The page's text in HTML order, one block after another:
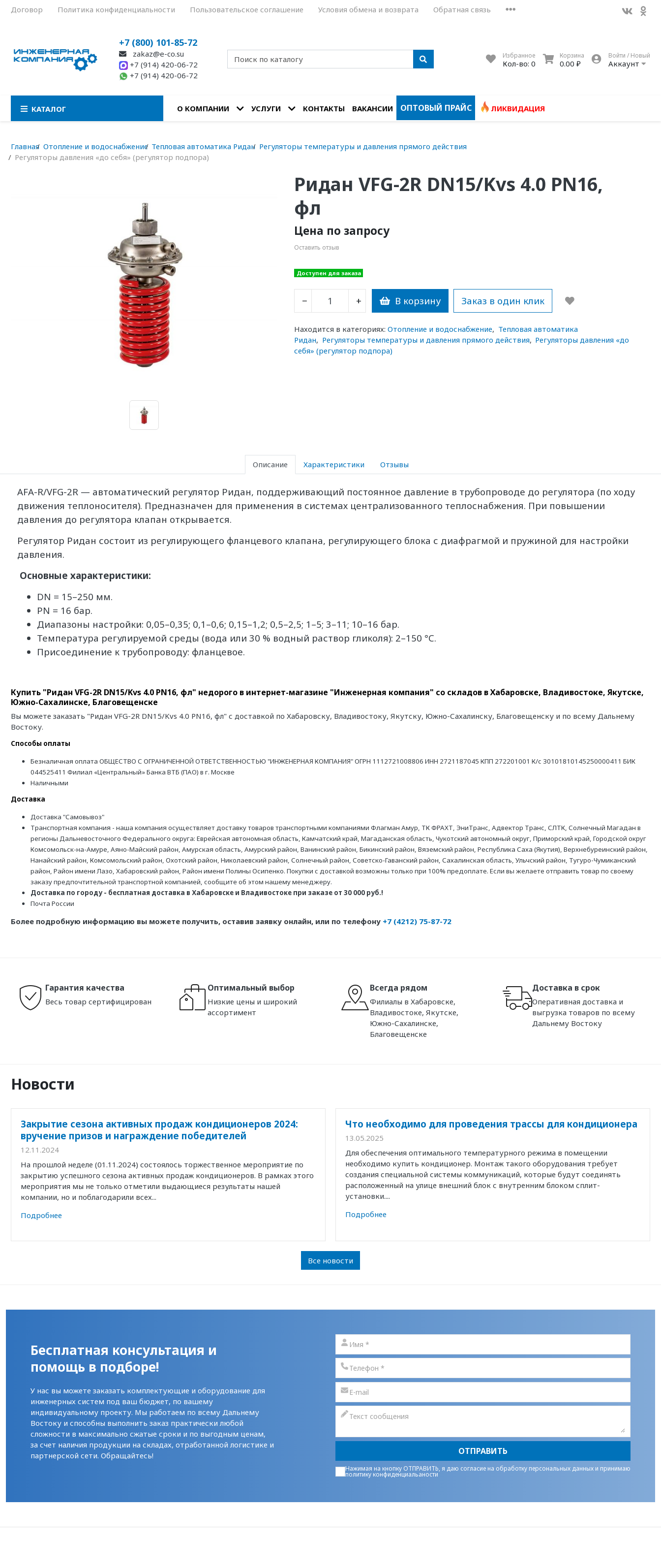
Договор Политика конфиденциальности Пользовательское соглашение Условия обмена и возврата Обратная связь
+7 (800) 101-85-72
zakaz@e-co.su
+7 (914) 420-06-72
+7 (914) 420-06-72
Избранное
Кол-во: 0
Корзина
0.00 ₽
Войти / Новый
Аккаунт
КАТАЛОГ О КОМПАНИИ УСЛУГИ КОНТАКТЫ ВАКАНСИИ ОПТОВЫЙ ПРАЙС ЛИКВИДАЦИЯ
Главная Отопление и водоснабжение Тепловая автоматика Ридан Регуляторы температуры и давления прямого действия
Регуляторы давления «до себя» (регулятор подпора)
Ридан VFG-2R DN15/Kvs 4.0 PN16,
фл
Цена по запросу
Оставить отзыв
Доступен для заказа
− + В корзину Заказ в один клик
Находится в категориях: Отопление и водоснабжение, Тепловая автоматика
Ридан, Регуляторы температуры и давления прямого действия, Регуляторы давления «до
себя» (регулятор подпора)
Описание Характеристики Отзывы
AFA-R/VFG-2R — автоматический регулятор Ридан, поддерживающий постоянное давление в трубопроводе до регулятора (по ходу
движения теплоносителя). Предназначен для применения в системах централизованного теплоснабжения. При повышении
давления до регулятора клапан открывается.
Регулятор Ридан состоит из регулирующего фланцевого клапана, регулирующего блока с диафрагмой и пружиной для настройки
давления.
Основные характеристики:
DN = 15–250 мм.
PN = 16 бар.
Диапазоны настройки: 0,05–0,35; 0,1–0,6; 0,15–1,2; 0,5–2,5; 1–5; 3–11; 10–16 бар.
Температура регулируемой среды (вода или 30 % водный раствор гликоля): 2–150 °C.
Присоединение к трубопроводу: фланцевое.
Купить "Ридан VFG-2R DN15/Kvs 4.0 PN16, фл" недорого в интернет-магазине "Инженерная компания" со складов в Хабаровске, Владивостоке, Якутске,
Южно-Сахалинске, Благовещенске
Вы можете заказать "Ридан VFG-2R DN15/Kvs 4.0 PN16, фл" с доставкой по Хабаровску, Владивостоку, Якутску, Южно-Сахалинску, Благовещенску и по всему Дальнему
Востоку.
Способы оплаты
Безналичная оплата ОБЩЕСТВО С ОГРАНИЧЕННОЙ ОТВЕТСТВЕННОСТЬЮ "ИНЖЕНЕРНАЯ КОМПАНИЯ" ОГРН 1112721008806 ИНН 2721187045 КПП 272201001 К/с 30101810145250000411 БИК
044525411 Филиал «Центральный» Банка ВТБ (ПАО) в г. Москве
Наличными
Доставка
Доставка "Самовывоз"
Транспортная компания - наша компания осуществляет доставку товаров транспортными компаниями Флагман Амур, ТК ФРАХТ, ЭниТранс, Адвектор Транс, СЛТК, Солнечный Магадан в
регионы Дальневосточного Федерального округа: Еврейская автономная область, Камчатский край, Магаданская область, Чукотский автономный округ, Приморский край, Городской округ
Комсомольск-на-Амуре, Аяно-Майский район, Амурская область, Амурский район, Ванинский район, Бикинский район, Вяземский район, Республика Саха (Якутия), Верхнебуреинский район,
Нанайский район, Комсомольский район, Охотский район, Николаевский район, Солнечный район, Советско-Гаванский район, Сахалинская область, Ульчский район, Тугуро-Чумиканский
район, Район имени Лазо, Хабаровский район, Район имени Полины Осипенко. Покупки с доставкой возможны только при 100% предоплате. Если вы желаете отправить товар по своему
заказу предпочтительной транспортной компанией, сообщите об этом нашему менеджеру.
Доставка по городу - бесплатная доставка в Хабаровске и Владивостоке при заказе от 30 000 руб.!
Почта России
Более подробную информацию вы можете получить, оставив заявку онлайн, или по телефону +7 (4212) 75-87-72
Гарантия качества
Весь товар сертифицирован
Оптимальный выбор
Низкие цены и широкий
ассортимент
Всегда рядом
Филиалы в Хабаровске,
Владивостоке, Якутске,
Южно-Сахалинске,
Благовещенске
Доставка в срок
Оперативная доставка и
выгрузка товаров по всему
Дальнему Востоку
Новости
Закрытие сезона активных продаж кондиционеров 2024:
вручение призов и награждение победителей
12.11.2024
На прошлой неделе (01.11.2024) состоялось торжественное мероприятие по
закрытию успешного сезона активных продаж кондиционеров. В рамках этого
мероприятия мы не только отметили выдающиеся результаты нашей
компании, но и поблагодарили всех...
Подробнее
Что необходимо для проведения трассы для кондиционера
13.05.2025
Для обеспечения оптимального температурного режима в помещении
необходимо купить кондиционер. Монтаж такого оборудования требует
создания специальной системы коммуникаций, которые будут соединять
расположенный на улице внешний блок с внутренним блоком сплит-
установки....
Подробнее
Все новости
Бесплатная консультация и
помощь в подборе!
У нас вы можете заказать комплектующие и оборудование для
инженерных систем под ваш бюджет, по вашему
индивидуальному проекту. Мы работаем по всему Дальнему
Востоку и способны выполнить заказ практически любой
сложности в максимально сжатые сроки и по выгодным ценам,
за счет наличия продукции на складах, отработанной логистике и
партнерской сети. Обращайтесь!
ОТПРАВИТЬ
Нажимая на кнопку ОТПРАВИТЬ, я даю согласие на обработку персональных данных и принимаю
политику конфиденциальаности